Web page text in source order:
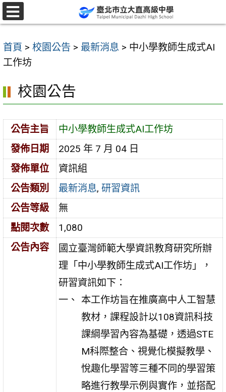
跳
至
要
內
區
首頁 > 校園公告 > 最新消息 > 中小學教師生成式AI
工作坊
校園公告
公告主旨
中小學教師生成式AI工作坊
發佈日期
2025 年 7 月 04 日
發佈單位
資訊組
公告類別
最新消息,研習資訊
公告等級
無
點閱次數
1,080
公告內容
國立臺灣師範大學資訊教育研究所辦
理「中小學教師生成式AI工作坊」，
研習資訊如下：
本工作坊旨在推廣高中人工智慧
教材，課程設計以108資訊科技
課綱學習內容為基礎，透過STE
M科際整合、視覺化模擬教學、
悅趣化學習等三種不同的學習策
略進行教學示例與實作，並搭配
選
單